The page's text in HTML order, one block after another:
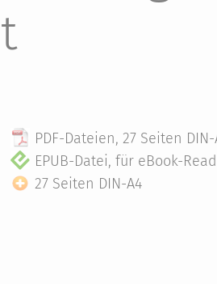
PDF-Dateien, 27 Seiten DIN-
EPUB-Datei, für eBook-
27 Seiten DIN-A4